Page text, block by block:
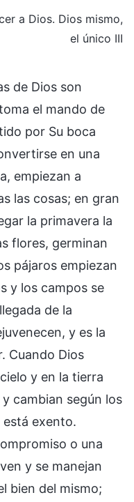
a Dios. Dios mismo,
el único III
de Dios son
el mando de
por Su boca
en una
empiezan a
las cosas; en gran
la primavera la
flores, germinan
pájaros empiezan
y los campos se
de la
y es la
Cuando Dios
y en la tierra
cambian según los
está exento.
o una
y se manejan
bien del mismo;